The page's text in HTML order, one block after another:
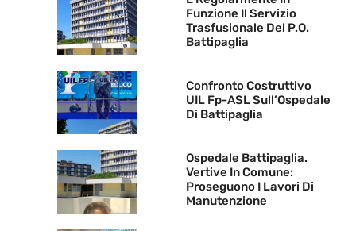
Funzione Il Servizio
Trasfusionale Del P.O.
Battipaglia
Confronto Costruttivo
UIL Fp-ASL Sull’Ospedale
Di Battipaglia
Ospedale Battipaglia.
Vertive In Comune:
Proseguono I Lavori Di
Manutenzione